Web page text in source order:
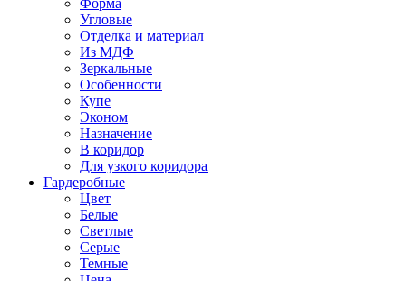
Форма
Угловые
Отделка и материал
Из МДФ
Зеркальные
Особенности
Купе
Эконом
Назначение
В коридор
Для узкого коридора
Гардеробные
Цвет
Белые
Светлые
Серые
Темные